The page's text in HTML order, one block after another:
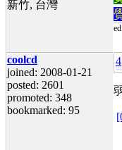
新竹, 台灣
coolcd
joined: 2008-01-21
posted: 2601
promoted: 348
bookmarked: 95
4